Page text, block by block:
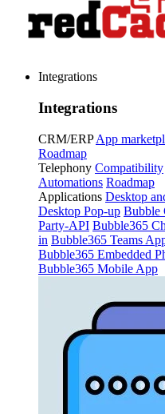
Integrations
Integrations
CRM/ERP App
Roadmap
Telephony Compatibility
Automations Roadmap
Applications Desktop
Desktop Pop-up Bubble
Party-API Bubble365
in Bubble365 Teams
Bubble365 Embedded
Bubble365 Mobile App